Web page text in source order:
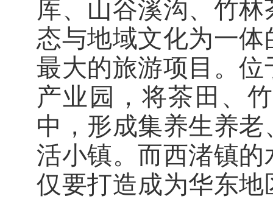
库、山谷溪沟、竹
态与地域文化为一
最大的旅游项目。
产业园，将茶田、
中，形成集养生养
活小镇。而西渚镇
仅要打造成为华东